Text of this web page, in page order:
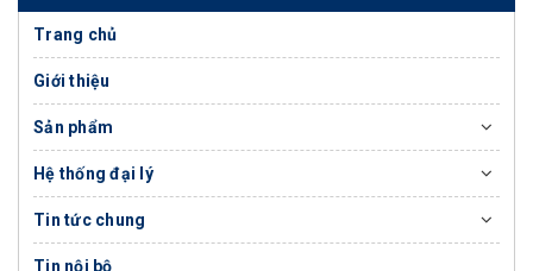
Trang chủ
Giới thiệu
Sản phẩm
Hệ thống đại lý
Tin tức chung
Tin nội bộ